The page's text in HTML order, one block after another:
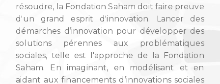
résoudre, la Fondation Saham doit faire preuve
d'un grand esprit d'innovation. Lancer des
démarches d’innovation pour développer des
solutions pérennes aux problématiques
sociales, telle est l'approche de la Fondation
Saham. En imaginant, en modélisant et en
aidant aux financements d’innovations sociales